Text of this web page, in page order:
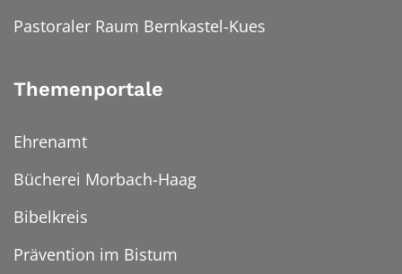
Pastoraler Raum Bernkastel-Kues
Themenportale
Ehrenamt
Bücherei Morbach-Haag
Bibelkreis
Prävention im Bistum